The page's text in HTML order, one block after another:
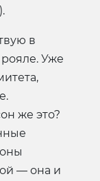
в
Уже
же это?
— она и